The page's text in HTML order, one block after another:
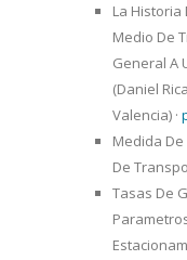
La Historia
Medio De
General A
(Daniel
Valencia) ·
Medida De
De
Tasas De